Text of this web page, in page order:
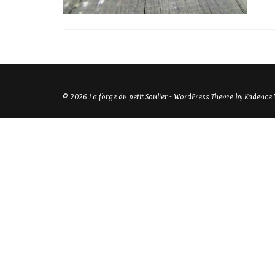
© 2026 La forge du petit Soulier - WordPress Theme by Kadence